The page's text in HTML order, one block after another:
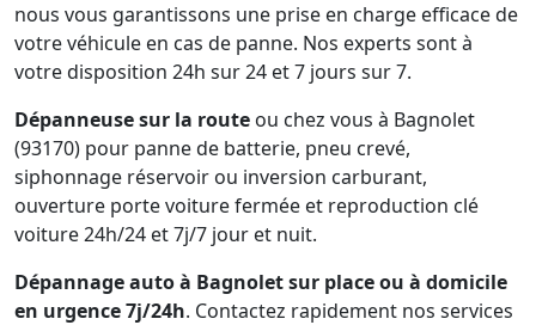
nous vous garantissons une prise en charge efficace de
votre véhicule en cas de panne. Nos experts sont à
votre disposition 24h sur 24 et 7 jours sur 7.
Dépanneuse sur la route ou chez vous à Bagnolet
(93170) pour panne de batterie, pneu crevé,
siphonnage réservoir ou inversion carburant,
ouverture porte voiture fermée et reproduction clé
voiture 24h/24 et 7j/7 jour et nuit.
Dépannage auto à Bagnolet sur place ou à domicile
en urgence 7j/24h. Contactez rapidement nos services